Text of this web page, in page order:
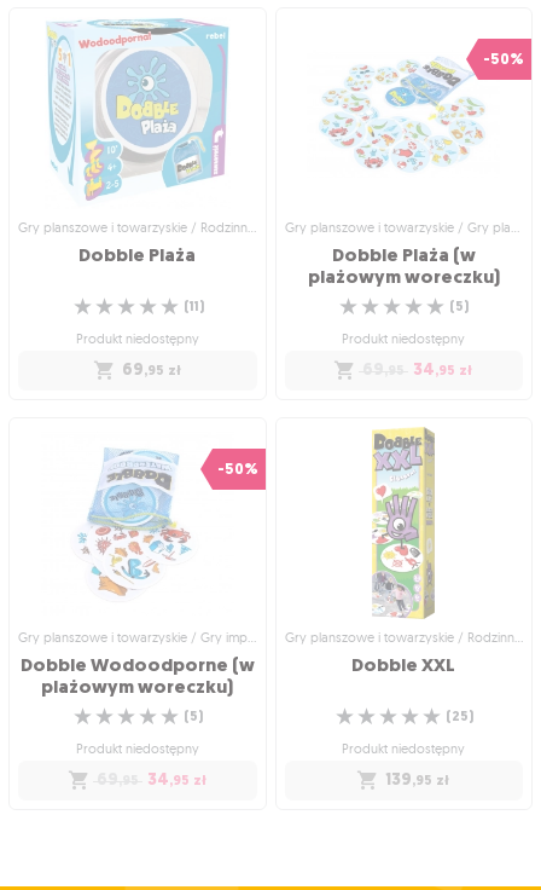
Rodzinne gry planszowe
Dobble Minionki
Szukaj par wśród Minionków!
☆
☆
☆
☆
☆ (19)
Produkt niedostępny
69 zł
Dobble Pixar
Szukaj par wśród najpopularniejszych
animacji Pixara!
☆
☆
☆
☆
☆ (20)
Gry planszowe i towarzyskie / Rodzinne gry planszowe
Dobble Plaża
☆
☆
☆
☆
☆ (11)
Produkt niedostępny
69,95 zł
Dobble Plaża
Zabierz Dobble na plażę!
☆
☆
☆
☆
☆ (11
Produkt niedostępny
69
-50%
Gry planszowe i towarzyskie / Gry planszowe dla dzieci
Dobble Plaża (w
plażowym woreczku)
☆
☆
☆
☆
☆ (5)
Produkt niedostępny
34,95 zł
planszowe dla dzieci
Dobble Plaża (w
plażowym woreczku)
Zabierz Dobble na plażę, teraz bez
plastikowego opakowania!
☆
☆
☆
☆
Produkt niedostępny
69,95 34
-50%
Gry planszowe i towarzyskie / Gry imprezowe i towarzyskie
Dobble Wodoodporne (w
plażowym woreczku)
☆
☆
☆
☆
☆ (5)
Produkt niedostępny
34,95 zł
Gry planszowe i towarzyskie / Rodzinne gry planszowe
DobbleXXL
☆
☆
☆
☆
☆ (25)
Produkt niedostępny
139,95 zł